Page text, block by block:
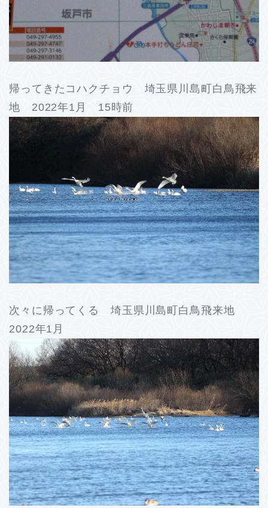
帰ってきたコハクチョウ 埼玉県川島町白鳥飛来
地 2022年1月 15時前
次々に帰ってくる 埼玉県川島町白鳥飛来地
2022年1月